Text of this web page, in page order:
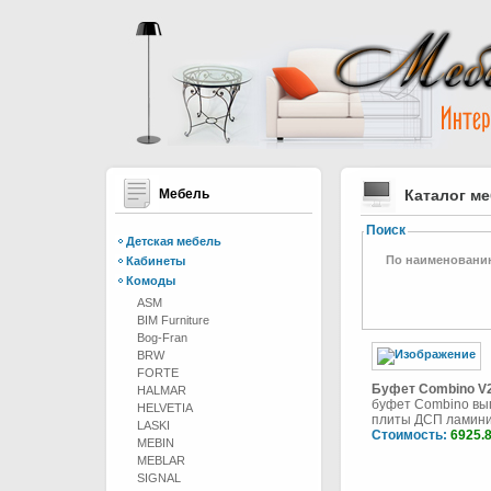
Мебель
Детская мебель
Кабинеты
Комоды
ASM
BIM Furniture
Bog-Fran
BRW
FORTE
HALMAR
HELVETIA
LASKI
MEBIN
MEBLAR
SIGNAL
Каталог
Поиск
По
Буфет Combino
буфет Combino
плиты ДСП
Стоимость: